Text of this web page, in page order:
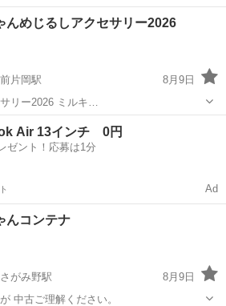
んめじるしアクセサリー2026
片岡駅
8月9日
リー2026 ミルキ…
おもちゃ ペコちゃん
Air 13インチ 0円
ゼント！応募は1分
Ad
んコンテナ
がみ野駅
8月9日
中古ご理解ください。